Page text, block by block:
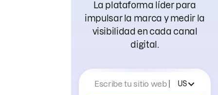
La plataforma líder para
impulsar la marca y medir la
visibilidad en cada canal
digital.
Escribe tu sitio web US